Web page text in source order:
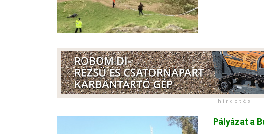
h i r d e t é s
Pályázat a